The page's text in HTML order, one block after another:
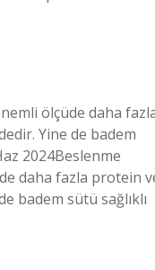
ölçüde daha
Yine de badem
2024Beslenme
daha fazla protein
badem sütü sağlıklı